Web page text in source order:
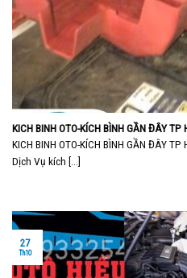
KICH BINH OTO-KÍCH BÌNH GẦN ĐÂY TP
KICH BINH OTO-KÍCH BÌNH GẦN ĐÂY
Dịch Vụ kích [...]
27
Th10